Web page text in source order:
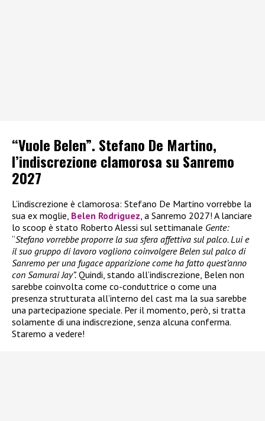
“Vuole Belen”. Stefano De Martino,
l’indiscrezione clamorosa su Sanremo
2027
L’indiscrezione è clamorosa: Stefano De Martino vorrebbe la
sua ex moglie, Belen Rodriguez, a Sanremo 2027! A lanciare
lo scoop è stato Roberto Alessi sul settimanale Gente:
“Stefano vorrebbe proporre la sua sfera affettiva sul palco. Lui e
il suo gruppo di lavoro vogliono coinvolgere Belen sul palco di
Sanremo per una fugace apparizione come ha fatto quest’anno
con Samurai Jay”. Quindi, stando all’indiscrezione, Belen non
sarebbe coinvolta come co-conduttrice o come una
presenza strutturata all’interno del cast ma la sua sarebbe
una partecipazione speciale. Per il momento, però, si tratta
solamente di una indiscrezione, senza alcuna conferma.
Staremo a vedere!